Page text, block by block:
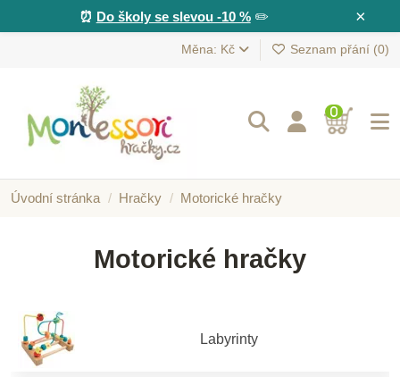
×
⏰ Do školy se slevou -10 %✏️
Měna: Kč Seznam přání (0)
0
Úvodní stránka Hračky Motorické hračky
Motorické hračky
Labyrinty